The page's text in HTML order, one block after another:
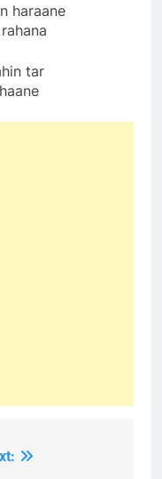
haraane
tar